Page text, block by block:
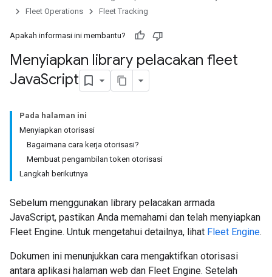
Fleet Operations
Fleet Tracking
Apakah informasi ini membantu?
Menyiapkan library pelacakan fleet
JavaScript
Pada halaman ini
Menyiapkan otorisasi
Bagaimana cara kerja otorisasi?
Membuat pengambilan token otorisasi
Langkah berikutnya
Sebelum menggunakan library pelacakan armada
JavaScript, pastikan Anda memahami dan telah menyiapkan
Fleet Engine. Untuk mengetahui detailnya, lihat Fleet Engine.
Dokumen ini menunjukkan cara mengaktifkan otorisasi
antara aplikasi halaman web dan Fleet Engine. Setelah